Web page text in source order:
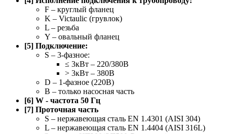
F – круглый фланец
K – Victaulic (грувлок)
L – резьба
Y – овальный фланец
[5] Подключение:
S – 3-фазное:
≤ 3кВт – 220/380В
> 3кВт – 380В
D – 1-фазное (220В)
B – только насосная часть
[6] W - частота 50 Гц
[7] Проточная часть
S – нержавеющая сталь EN 1.4301 (AISI 304)
L – нержавеющая сталь EN 1.4404 (AISI 316L)